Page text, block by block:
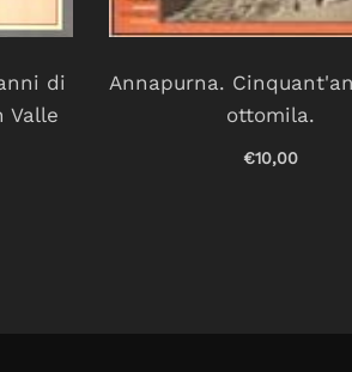
di
Valle
Annapurna.
ottomila.
€10,00